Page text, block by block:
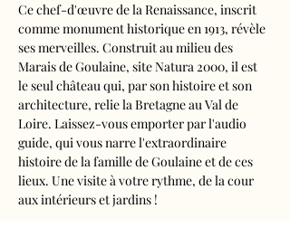
Ce chef-d'œuvre de la Renaissance, inscrit
comme monument historique en 1913, révèle
ses merveilles. Construit au milieu des
Marais de Goulaine, site Natura 2000, il est
le seul château qui, par son histoire et son
architecture, relie la Bretagne au Val de
Loire. Laissez-vous emporter par l'audio
guide, qui vous narre l'extraordinaire
histoire de la famille de Goulaine et de ces
lieux. Une visite à votre rythme, de la cour
aux intérieurs et jardins !